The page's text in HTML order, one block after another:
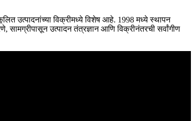
उत्पादनांच्या विक्रीमध्ये विशेष आहे. 1998 मध्ये स्थापन
उत्पादन तंत्रज्ञान आणि विक्रीनंतरची सर्वांगीण